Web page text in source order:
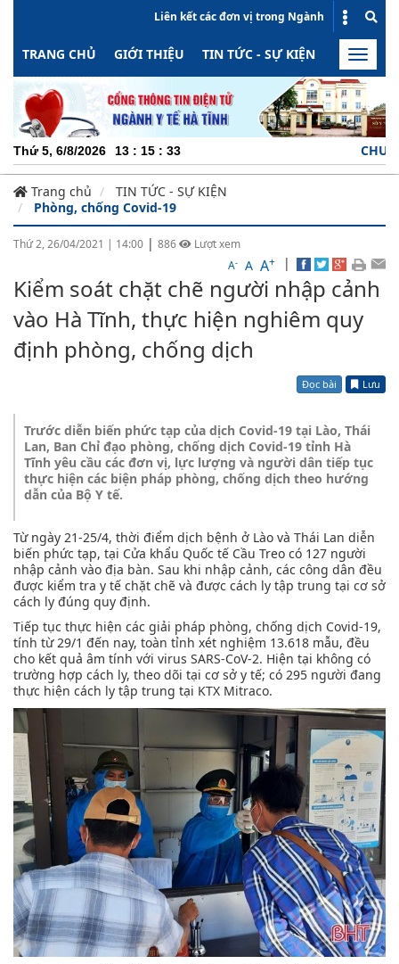
Liên kết các đơn vị trong Ngành
TRANG CHỦ GIỚI THIỆU TIN TỨC - SỰ KIỆN HOẠT
Toggle
Thứ 5, 6/8/2026 13 : 15 : 33 CHUYÊN
Trang chủ
TIN TỨC - SỰ KIỆN
Phòng, chống Covid-19
Thứ 2, 26/04/2021 | 14:00 | 886
Lượt xem
A- A A+ |
Kiểm soát chặt chẽ người nhập cảnh
vào Hà Tĩnh, thực hiện nghiêm quy
định phòng, chống dịch
Đọc bài Lưu
Trước diễn biến phức tạp của dịch Covid-19 tại Lào, Thái
Lan, Ban Chỉ đạo phòng, chống dịch Covid-19 tỉnh Hà
Tĩnh yêu cầu các đơn vị, lực lượng và người dân tiếp tục
thực hiện các biện pháp phòng, chống dịch theo hướng
dẫn của Bộ Y tế.
Từ ngày 21-25/4, thời điểm dịch bệnh ở Lào và Thái Lan diễn
biến phức tạp, tại Cửa khẩu Quốc tế Cầu Treo có 127 người
nhập cảnh vào địa bàn. Sau khi nhập cảnh, các công dân đều
được kiểm tra y tế chặt chẽ và được cách ly tập trung tại cơ sở
cách ly đúng quy định.
Tiếp tục thực hiện các giải pháp phòng, chống dịch Covid-19,
tính từ 29/1 đến nay, toàn tỉnh xét nghiệm 13.618 mẫu, đều
cho kết quả âm tính với virus SARS-CoV-2. Hiện tại không có
trường hợp cách ly, theo dõi tại cơ sở y tế; có 295 người đang
thực hiện cách ly tập trung tại KTX Mitraco.